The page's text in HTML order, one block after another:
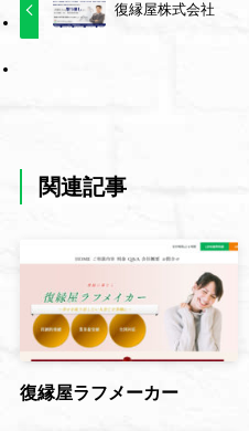
復縁屋株式会社
関連記事
復縁屋ラフメーカー